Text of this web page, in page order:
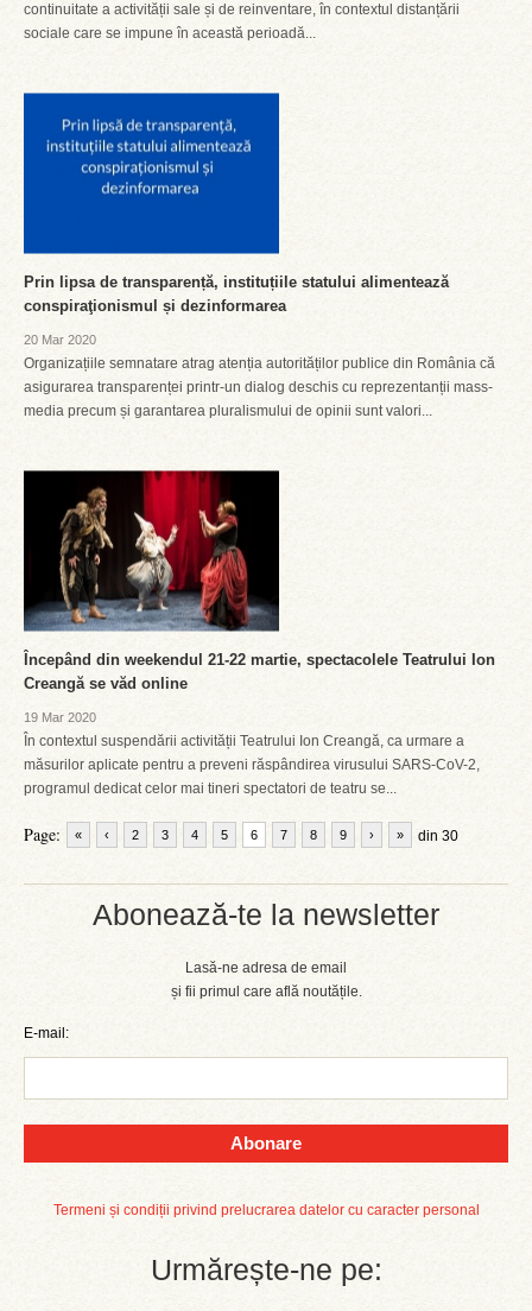
Abonează-te la newsletter
Lasă-ne adresa de email
și fii primul care află noutățile.
E-mail:
Abonare
Termeni și condiții privind prelucrarea datelor cu caracter personal
Urmărește-ne pe:
continuitate a activității sale și de reinventare, în contextul distanțării
sociale care se impune în această perioadă...
Prin lipsa de transparență, instituțiile statului alimentează
conspiraţionismul și dezinformarea
20 Mar 2020
Organizațiile semnatare atrag atenția autorităților publice din România că
asigurarea transparenței printr-un dialog deschis cu reprezentanții mass-
media precum și garantarea pluralismului de opinii sunt valori...
Începând din weekendul 21-22 martie, spectacolele Teatrului Ion
Creangă se văd online
19 Mar 2020
În contextul suspendării activității Teatrului Ion Creangă, ca urmare a
măsurilor aplicate pentru a preveni răspândirea virusului SARS-CoV-2,
programul dedicat celor mai tineri spectatori de teatru se...
Page: « ‹ 2 3 4 5 6 7 8 9 din 30
› »